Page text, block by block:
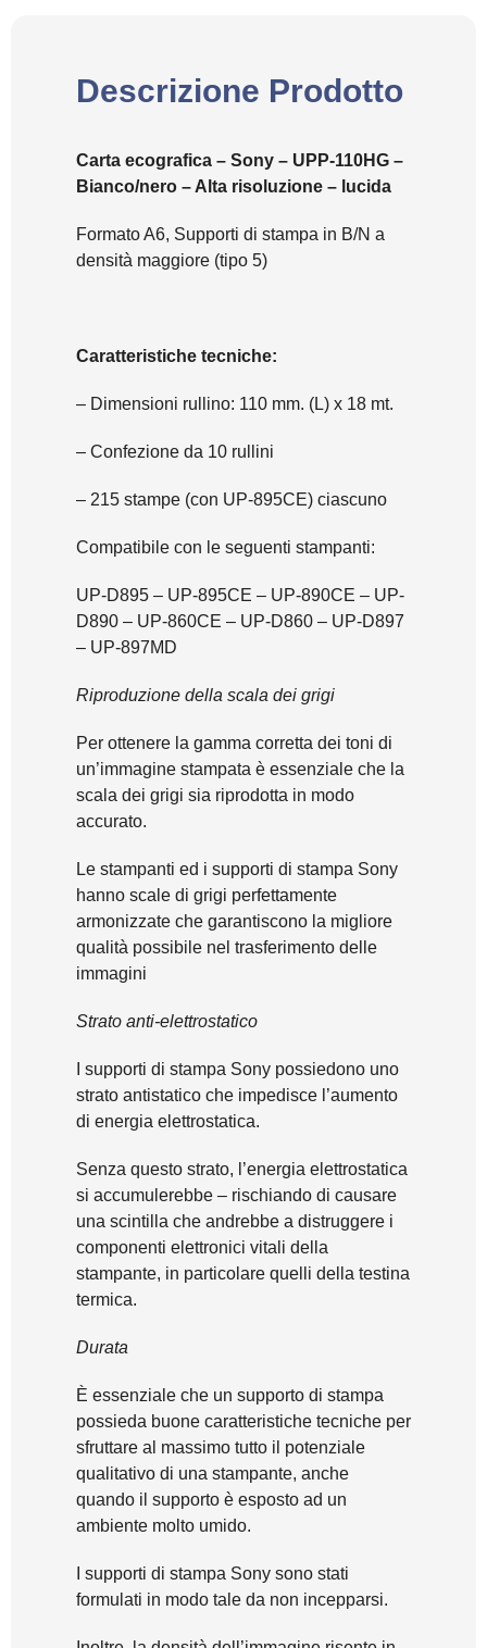
Descrizione Prodotto
Carta ecografica – Sony – UPP-110HG –
Bianco/nero – Alta risoluzione – lucida
Formato A6, Supporti di stampa in B/N a
densità maggiore (tipo 5)
Caratteristiche tecniche:
– Dimensioni rullino: 110 mm. (L) x 18 mt.
– Confezione da 10 rullini
– 215 stampe (con UP-895CE) ciascuno
Compatibile con le seguenti stampanti:
UP-D895 – UP-895CE – UP-890CE – UP-
D890 – UP-860CE – UP-D860 – UP-D897
– UP-897MD
Riproduzione della scala dei grigi
Per ottenere la gamma corretta dei toni di
un’immagine stampata è essenziale che la
scala dei grigi sia riprodotta in modo
accurato.
Le stampanti ed i supporti di stampa Sony
hanno scale di grigi perfettamente
armonizzate che garantiscono la migliore
qualità possibile nel trasferimento delle
immagini
Strato anti-elettrostatico
I supporti di stampa Sony possiedono uno
strato antistatico che impedisce l’aumento
di energia elettrostatica.
Senza questo strato, l’energia elettrostatica
si accumulerebbe – rischiando di causare
una scintilla che andrebbe a distruggere i
componenti elettronici vitali della
stampante, in particolare quelli della testina
termica.
Durata
È essenziale che un supporto di stampa
possieda buone caratteristiche tecniche per
sfruttare al massimo tutto il potenziale
qualitativo di una stampante, anche
quando il supporto è esposto ad un
ambiente molto umido.
I supporti di stampa Sony sono stati
formulati in modo tale da non incepparsi.